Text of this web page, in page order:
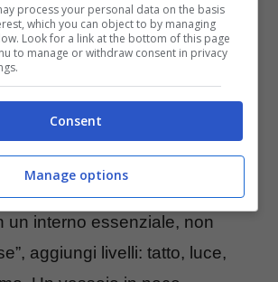
mantieni 19–21 °Ce
Un igrometro da appoggio
cambia la gestione quotidiana.
è la
un interno essenziale, non
aggiungi livelli: tatto, luce,
process your personal data on the basis
which you can object to by managing
Look for a link at the bottom of this page
to manage or withdraw consent in privacy
Consent
Manage options